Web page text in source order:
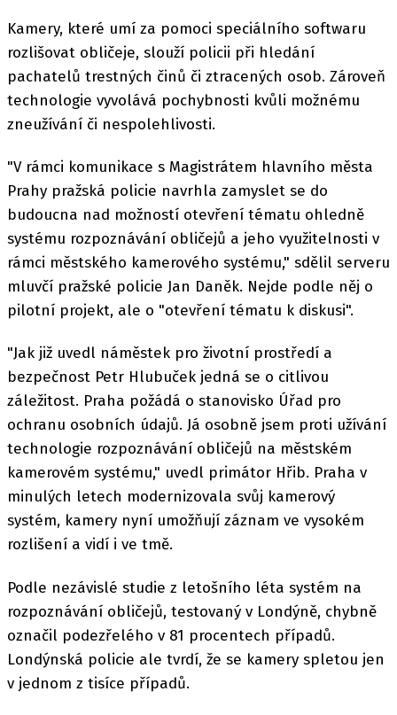
Kamery, které umí za pomoci speciálního softwaru
rozlišovat obličeje, slouží policii při hledání
pachatelů trestných činů či ztracených osob. Zároveň
technologie vyvolává pochybnosti kvůli možnému
zneužívání či nespolehlivosti.
"V rámci komunikace s Magistrátem hlavního města
Prahy pražská policie navrhla zamyslet se do
budoucna nad možností otevření tématu ohledně
systému rozpoznávání obličejů a jeho využitelnosti v
rámci městského kamerového systému," sdělil serveru
mluvčí pražské policie Jan Daněk. Nejde podle něj o
pilotní projekt, ale o "otevření tématu k diskusi".
"Jak již uvedl náměstek pro životní prostředí a
bezpečnost Petr Hlubuček jedná se o citlivou
záležitost. Praha požádá o stanovisko Úřad pro
ochranu osobních údajů. Já osobně jsem proti užívání
technologie rozpoznávání obličejů na městském
kamerovém systému," uvedl primátor Hřib. Praha v
minulých letech modernizovala svůj kamerový
systém, kamery nyní umožňují záznam ve vysokém
rozlišení a vidí i ve tmě.
Podle nezávislé studie z letošního léta systém na
rozpoznávání obličejů, testovaný v Londýně, chybně
označil podezřelého v 81 procentech případů.
Londýnská policie ale tvrdí, že se kamery spletou jen
v jednom z tisíce případů.